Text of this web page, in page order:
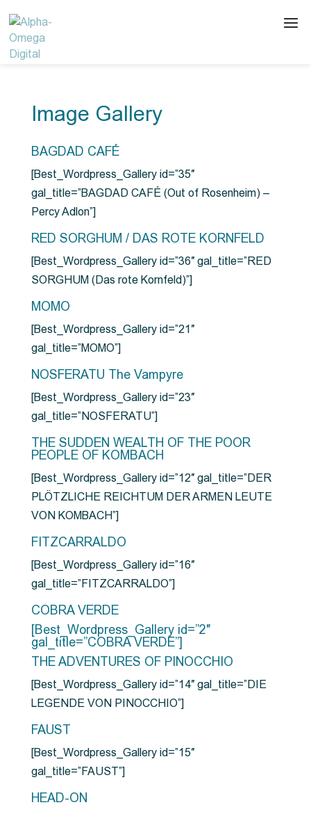
Image Gallery
BAGDAD CAFÉ
[Best_Wordpress_Gallery id=”35″
gal_title=”BAGDAD CAFÉ (Out of Rosenheim) –
Percy Adlon”]
RED SORGHUM / DAS ROTE KORNFELD
[Best_Wordpress_Gallery id=”36″ gal_title=”RED
SORGHUM (Das rote Kornfeld)”]
MOMO
[Best_Wordpress_Gallery id=”21″
gal_title=”MOMO”]
NOSFERATU The Vampyre
[Best_Wordpress_Gallery id=”23″
gal_title=”NOSFERATU”]
THE SUDDEN WEALTH OF THE POOR
PEOPLE OF KOMBACH
[Best_Wordpress_Gallery id=”12″ gal_title=”DER
PLÖTZLICHE REICHTUM DER ARMEN LEUTE
VON KOMBACH”]
FITZCARRALDO
[Best_Wordpress_Gallery id=”16″
gal_title=”FITZCARRALDO”]
COBRA VERDE
[Best_Wordpress_Gallery id=”2″
gal_title=”COBRA VERDE”]
THE ADVENTURES OF PINOCCHIO
[Best_Wordpress_Gallery id=”14″ gal_title=”DIE
LEGENDE VON PINOCCHIO”]
FAUST
[Best_Wordpress_Gallery id=”15″
gal_title=”FAUST”]
HEAD-ON